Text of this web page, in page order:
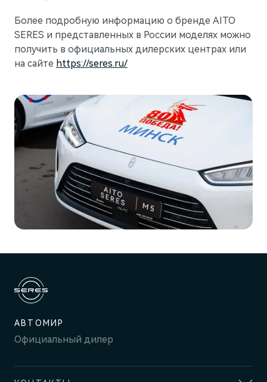
Более подробную информацию о бренде AITO
SERES и представленных в России моделях можно
получить в официальных дилерских центрах или
на сайте https://seres.ru/
АВТОМИР
Официальный дилер